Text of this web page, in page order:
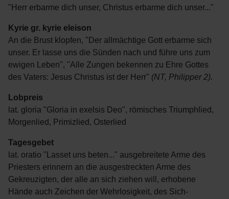
"Herr erbarme dich unser, Christus erbarme dich unser..."
Kyrie gr. kyrie eleison
An die Brust klopfen, "Der allmächtige Gott erbarme sich
unser. Er lasse uns die Sünden nach und führe uns zum
ewigen Leben", "Alle Zungen bekennen zu Ehre Gottes
des Vaters: Jesus Christus ist der Herr" (NT, Philipper 2).
Lobpreis
lat. gloria "Gloria in exelsis Deo", römisches Triumphlied,
Morgenlied, Primizlied, Osterlied
Tagesgebet
lat. oratio "Lasset uns beten..." ausgebreitete Arme des
Priesters erinnern an die ausgestreckten Arme des
Gekreuzigten, der alle an sich ziehen will, erhobene
Hände auch Zeichen der Wehrlosigkeit, des Sich-